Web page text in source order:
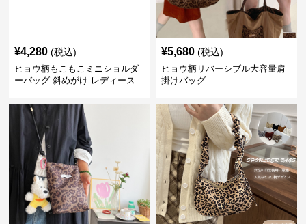
¥4,280 (税込)
ヒョウ柄もこもこミニショルダ
ーバッグ 斜めがけ レディース
¥5,680 (税込)
ヒョウ柄リバーシブル大容量肩
掛けバッグ